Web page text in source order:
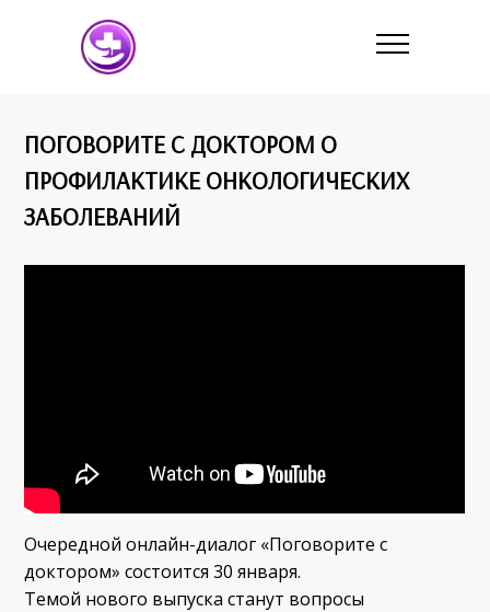
ПОГОВОРИТЕ С ДОКТОРОМ О
ПРОФИЛАКТИКЕ ОНКОЛОГИЧЕСКИХ
ЗАБОЛЕВАНИЙ
Очередной онлайн-диалог «Поговорите с
доктором» состоится 30 января.
Темой нового выпуска станут вопросы